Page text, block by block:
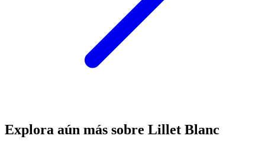
Explora aún más sobre Lillet Blanc